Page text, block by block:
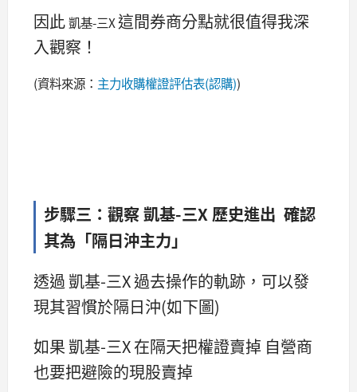
因此凱基-三X這間券商分點就很值得我深
入觀察！
(資料來源： 主力收購權證評估表(認購))
步驟三：觀察 凱基-三X 歷史進出 確認
其為「隔日沖主力」
透過 凱基-三X 過去操作的軌跡，可以發
現其習慣於隔日沖(如下圖)
如果 凱基-三X 在隔天把權證賣掉 自營商
也要把避險的現股賣掉